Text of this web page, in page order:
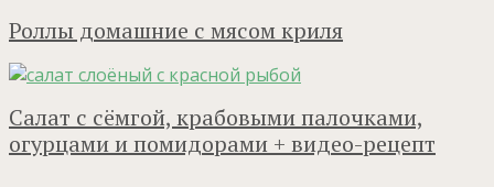
Роллы домашние с мясом криля
Салат с сёмгой, крабовыми палочками,
огурцами и помидорами + видео-рецепт